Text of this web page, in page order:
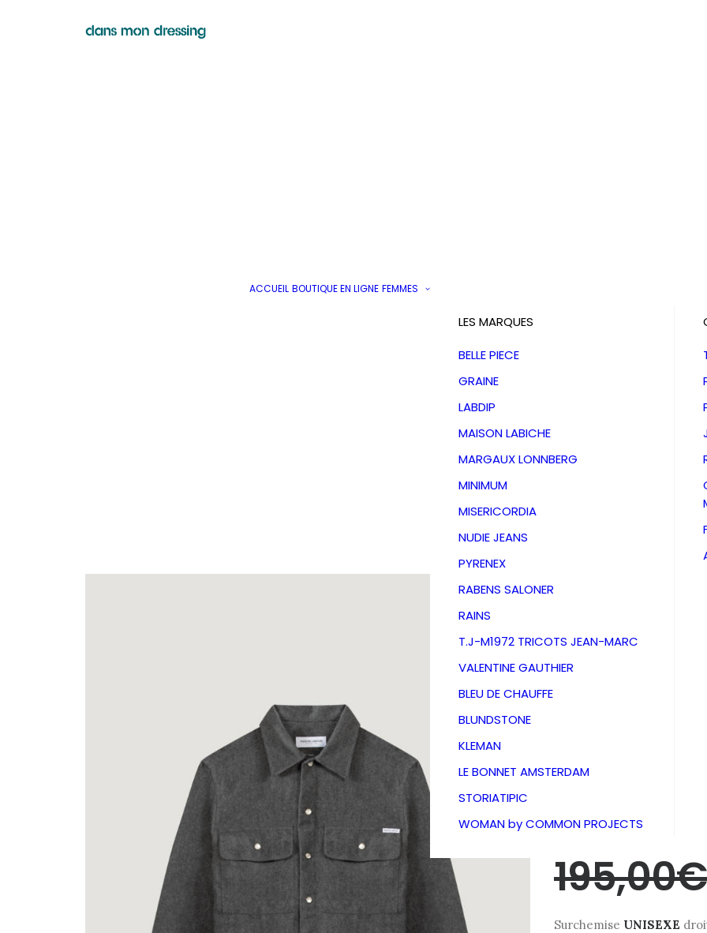
ACCUEIL BOUTIQUE EN LIGNE FEMMES
LES MARQUES
BELLE PIECE
GRAINE
LABDIP
MAISON LABICHE
MARGAUX LONNBERG
MINIMUM
MISERICORDIA
NUDIE JEANS
PYRENEX
RABENS SALONER
RAINS
T.J-M1972 TRICOTS JEAN-MARC
VALENTINE GAUTHIER
BLEU DE CHAUFFE
BLUNDSTONE
KLEMAN
LE BONNET AMSTERDAM
STORIATIPIC
WOMAN by COMMON PROJECTS
Labiche
195,00€
Surchemise UNISEXE